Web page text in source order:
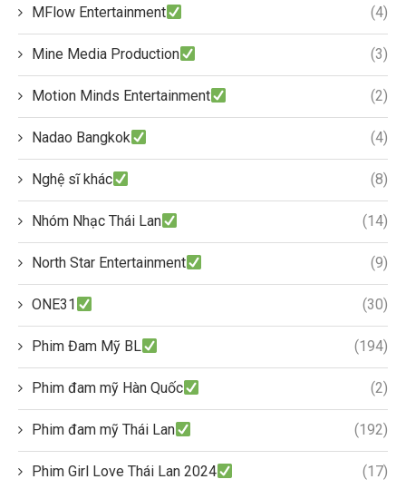
MFlow Entertainment (4)
Mine Media Production (3)
Motion Minds Entertainment (2)
Nadao Bangkok (4)
Nghệ sĩ khác (8)
Nhóm Nhạc Thái Lan (14)
North Star Entertainment (9)
ONE31 (30)
Phim Đam Mỹ BL (194)
Phim đam mỹ Hàn Quốc (2)
Phim đam mỹ Thái Lan (192)
Phim Girl Love Thái Lan 2024 (17)